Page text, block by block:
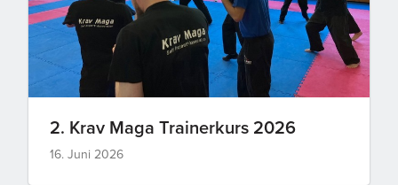
2. Krav Maga Trainerkurs 2026
16. Juni 2026